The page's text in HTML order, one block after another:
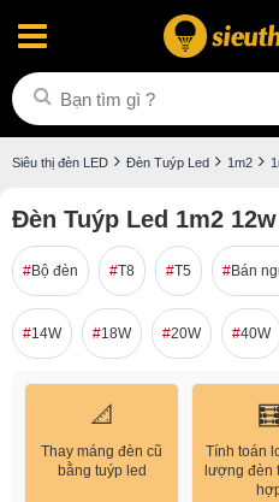
Siêu thị đèn LED Đèn Tuýp Led 1m2
Đèn Tuýp Led 1m2 12w
Bộ đèn T8 T5 Bán
14W 18W 20W 40W
📐
Thay máng đèn cũ
bằng tuýp led
🧮
Tính toán
lượng đèn